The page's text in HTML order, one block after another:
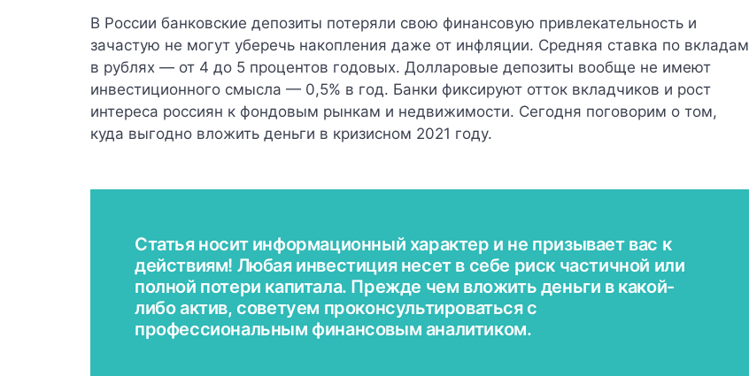
В России банковские депозиты потеряли свою финансовую привлекательность и
зачастую не могут уберечь накопления даже от инфляции. Средняя ставка по вкладам
в рублях — от 4 до 5 процентов годовых. Долларовые депозиты вообще не имеют
инвестиционного смысла — 0,5% в год. Банки фиксируют отток вкладчиков и рост
интереса россиян к фондовым рынкам и недвижимости. Сегодня поговорим о том,
куда выгодно вложить деньги в кризисном 2021 году.
Статья носит информационный характер и не призывает вас к
действиям! Любая инвестиция несет в себе риск частичной или
полной потери капитала. Прежде чем вложить деньги в какой-
либо актив, советуем проконсультироваться с
профессиональным финансовым аналитиком.